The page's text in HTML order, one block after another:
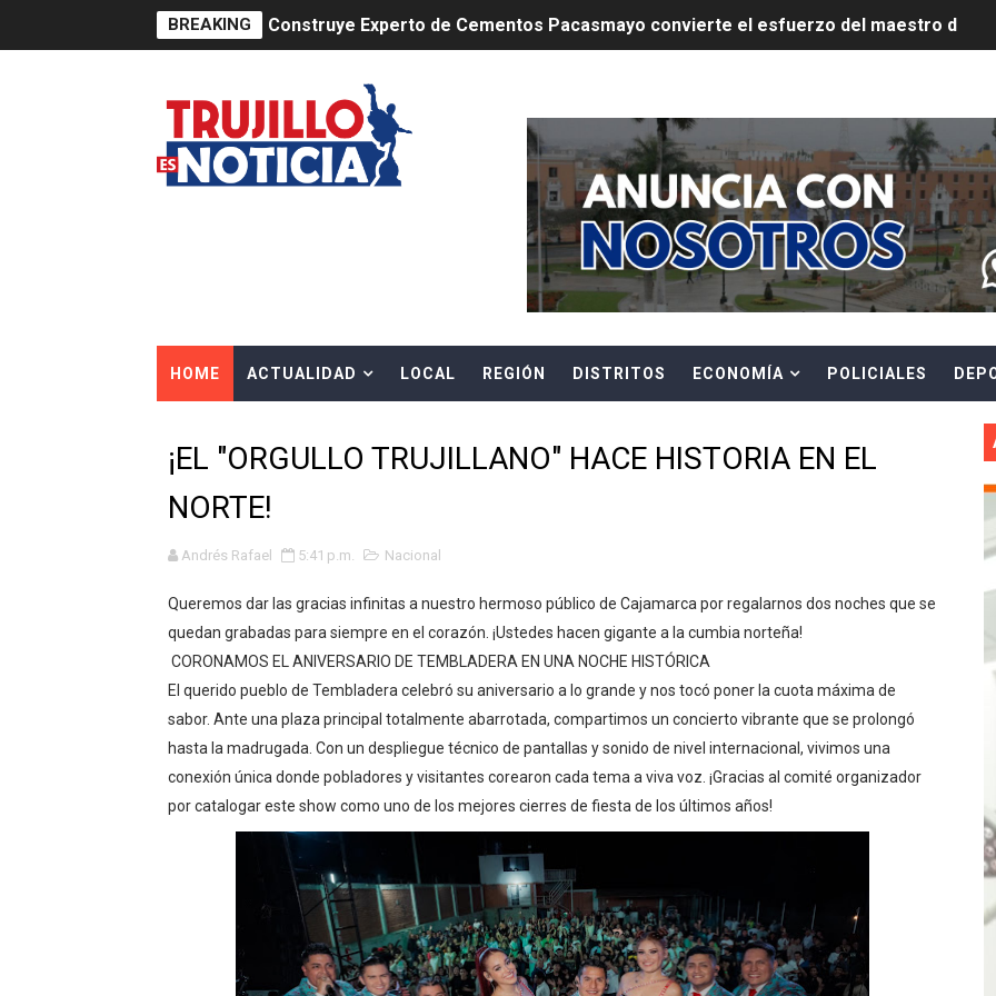
BREAKING Construye Experto de Cementos Pacasmayo convierte el esfuerzo del maestro de
IPE: Nuevo gobierno debe priorizar el impulso a la inversión privada y medidas contra
HIDRANDINA ALERTA SOBRE FALSOS TRABAJADORES Y BRINDA RECOMENDACIONES
HIDRANDINA ADVIERTE SOBRE EL PELIGRO DE LOS CABLES EN DESUSO Y EXHORTA
HASTA EL 2 DE AGOSTO TIENEN PLAZO PARA PONERSE AL DÍA EN SU RECIBO Y
Caja Arequipa lanza tercera edición del concurso nacional Orgullo Emprendedor con
Tres de cada cuatro atenciones del OSIPTEL estuvieron relacionadas con el servicio
OSIPTEL: nueve de cada 10 atenciones a usuarios de La Libertad fueron sobre el
GEANMARCO QUEZADA PRESTÓ JURAMENTO COMO DIPUTADO "POR LA
14 COLEGIOS DE TRUJILLO Y VIRÚ BUSCAN LA ACREDITACIÓN DEL PROGRAMA
¿Viajas por Fiestas Patrias? Así puedes evitar pagar por telefonía, internet o
JAMES PÉREZ ASEGURA QUE EN SUS PRIMEROS MESES DE GESTIÓN RECUPERARÁ
MÁS DE 12 MIL USUARIOS QUEDARON SIN ENERGÍA POR NO RESPETARSE LAS
OSIPTEL: Ahora dar de baja tu servicio de internet o telefonía solo toma un día hábil
¿Viajas por fiestas patrias? OSIPTEL recomienda verificar la cobertura móvil de tu
REGULARIZA TUS DEUDAS POR VIDEO GESTIÓN, ACCEDE A FACILIDADES DE PAGO Y
HIDRANDINA: POR FIESTAS PATRIAS APROVECHA LAS FACILIDADES DE PAGO PARA
La Universidad de Piura comparte su propuesta académica con escolares y padres
HOME ACTUALIDAD LOCAL REGIÓN DISTRITOS ECONOMÍA POLICIALES
¡EL "ORGULLO TRUJILLANO" HACE HISTORIA EN EL
NORTE!
Andrés Rafael 5:41 p.m. Nacional
Queremos dar las gracias infinitas a nuestro hermoso público de Cajamarca por regalarnos dos noches que se
quedan grabadas para siempre en el corazón. ¡Ustedes hacen gigante a la cumbia norteña!
CORONAMOS EL ANIVERSARIO DE TEMBLADERA EN UNA NOCHE HISTÓRICA
El querido pueblo de Tembladera celebró su aniversario a lo grande y nos tocó poner la cuota máxima de
sabor. Ante una plaza principal totalmente abarrotada, compartimos un concierto vibrante que se prolongó
hasta la madrugada. Con un despliegue técnico de pantallas y sonido de nivel internacional, vivimos una
conexión única donde pobladores y visitantes corearon cada tema a viva voz. ¡Gracias al comité organizador
por catalogar este show como uno de los mejores cierres de fiesta de los últimos años!